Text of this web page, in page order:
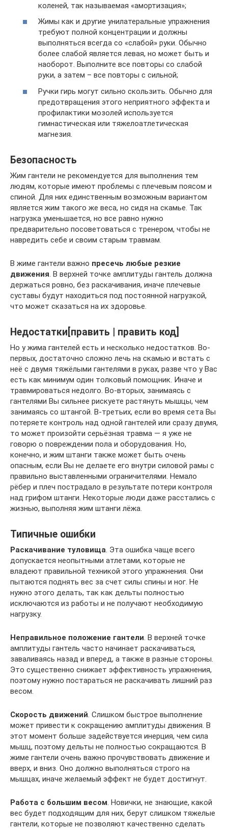
коленей, так называемая «амортизация»;
Жимы как и другие унилатеральные упражнения
требуют полной концентрации и должны
выполняться всегда со «слабой» руки. Обычно
более слабой является левая, но может быть и
наоборот. Выполните все повторы со слабой
руки, а затем – все повторы с сильной;
Ручки гирь могут сильно скользить. Обычно для
предотвращения этого неприятного эффекта и
профилактики мозолей используется
гимнастическая или тяжелоатлетическая
магнезия.
Безопасность
Жим гантели не рекомендуется для выполнения тем
людям, которые имеют проблемы с плечевым поясом и
спиной. Для них единственным возможным вариантом
является жим такого же веса, но сидя на скамье. Так
нагрузка уменьшается, но все равно нужно
предварительно посоветоваться с тренером, чтобы не
навредить себе и своим старым травмам.
В жиме гантели важно пресечь любые резкие
движения . В верхней точке амплитуды гантель должна
держаться ровно, без раскачивания, иначе плечевые
суставы будут находиться под постоянной нагрузкой,
что может сказаться на их здоровье.
Недостатки[править | править код]
Но у жима гантелей есть и несколько недостатков. Во-
первых, достаточно сложно лечь на скамью и встать с
неё с двумя тяжёлыми гантелями в руках, разве что у Вас
есть как минимум один толковый помощник. Иначе и
травмироваться недолго. Во-вторых, занимаясь с
гантелями Вы сильнее рискуете растянуть мышцы, чем
занимаясь со штангой. В-третьих, если во время сета Вы
потеряете контроль над одной гантелей или сразу двумя,
то может произойти серьёзная травма — я уже не
говорю о повреждении пола и оборудования. Но,
конечно, и жим штанги также может быть очень
опасным, если Вы не делаете его внутри силовой рамы с
правильно выставленными ограничителями. Немало
рёбер и плеч пострадало в результате потери контроля
над грифом штанги. Некоторые люди даже расстались с
жизнью, выполняя жим штанги лёжа.
Типичные ошибки
Раскачивание туловища . Эта ошибка чаще всего
допускается неопытными атлетами, которые не
владеют правильной техникой этого упражнения. Они
пытаются поднять вес за счет силы спины и ног. Не
нужно этого делать, так как дельты полностью
исключаются из работы и не получают необходимую
нагрузку.
Неправильное положение гантели . В верхней точке
амплитуды гантель часто начинает раскачиваться,
заваливаясь назад и вперед, а также в разные стороны.
Это существенно снижает эффективность упражнения,
поэтому нужно постараться не раскачивать лишний раз
весом.
Скорость движений . Слишком быстрое выполнение
может привести к сокращению амплитуды движения. В
этот момент больше задействуется инерция, чем сила
мышц, поэтому дельты не полностью сокращаются. В
жиме гантели очень важно прочувствовать движение и
вверх, и вниз. Оно должно выполняться строго на
мышцах, иначе желаемый эффект не будет достигнут.
Работа с большим весом . Новички, не знающие, какой
вес будет подходящим для них, берут слишком тяжелые
гантели, которые не позволяют качественно сделать